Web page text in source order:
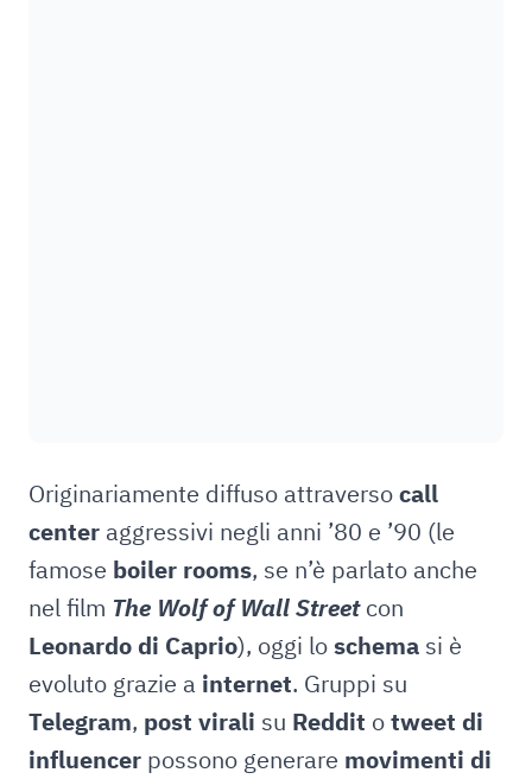
Originariamente diffuso attraversocall
center aggressivi negli anni ’80 e ’90 (le
famose boiler rooms, se n’è parlato anche
nel film The Wolf of Wall Streetcon
Leonardo di Caprio), oggi loschema si è
evoluto grazie a internet. Gruppi su
Telegram, post virali su Reddit otweet di
influencer possono generare movimenti di